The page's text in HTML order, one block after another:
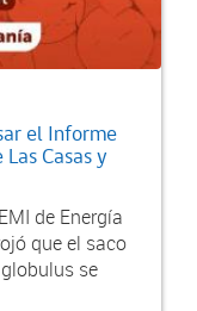
el Informe
Casas y
de Energía
que el saco
se